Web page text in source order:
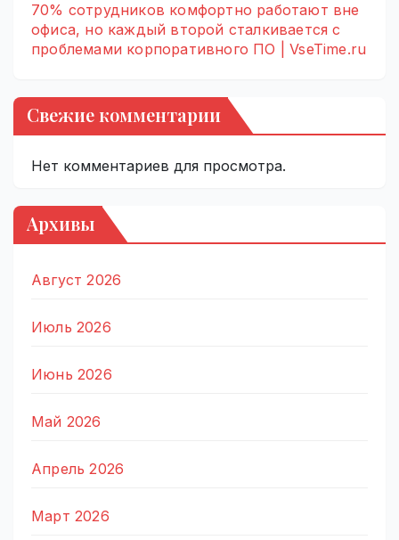
70% сотрудников комфортно работают вне
офиса, но каждый второй сталкивается с
проблемами корпоративного ПО | VseTime.ru
Свежие комментарии
Нет комментариев для просмотра.
Архивы
Август 2026
Июль 2026
Июнь 2026
Май 2026
Апрель 2026
Март 2026